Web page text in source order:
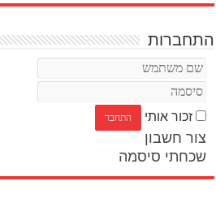
התחברות
זכור אותי
צור חשבון
שכחתי סיסמה